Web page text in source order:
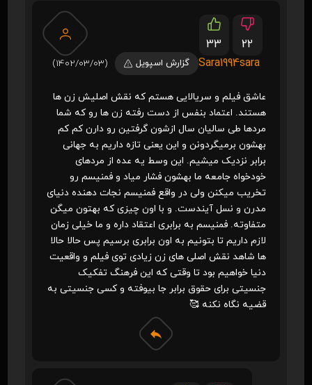
33
22
Sara1994sara
گزارش اسپویل (1402/03/03)
عاشق فیلم و سریالایی هستم که نقش اصلیش زن ها
هستند. اعتماد بنفس از دست رفته زن ها رو که شما
مردها طی سالیان سال ازشون گرفتین رو دارن کم کم
بهشون برمیگردونن و این یعنی تازه داریم به جهانی
برابر نزدیک میشیم. این وسط یه عده از مردهای
خودخواه جامعه ما بهشون فشار میاد و فمنیسم رو
تخریب میکنن ولی در واقع فمنیسم نجات دهنده دنیای
مدرن و نسل آیندست. و با اون چیزی که بهتون میگن
متفاوته. فمنیسم به برابری اعتقاد داره و ما خیلی زمان
لازم داریم تا بتونیم به اون برابری برسیم پس حالا حالا
ها شاهد نقش اصلی های زن زیادی توی فیلم و واقعیت
دنیا خواهیم بود تا وقتی که این فرهنگ تفکیک
جنسیتی برای حقوق برابر جا بیوفته و کسی جنسیتی به
قضیه نگاه نکنه 🥰